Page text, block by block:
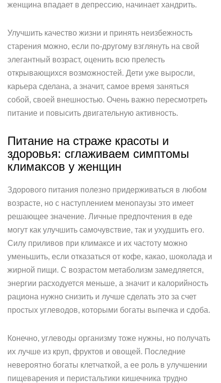
женщина впадает в депрессию, начинает хандрить.
Улучшить качество жизни и принять неизбежность
старения можно, если по-другому взглянуть на свой
элегантный возраст, оценить всю прелесть
открывающихся возможностей. Дети уже выросли,
карьера сделана, а значит, самое время заняться
собой, своей внешностью. Очень важно пересмотреть
питание и повысить двигательную активность.
Питание на страже красоты и
здоровья: сглаживаем симптомы
климаксов у женщин
Здорового питания полезно придерживаться в любом
возрасте, но с наступлением менопаузы это имеет
решающее значение. Личные предпочтения в еде
могут как улучшить самочувствие, так и ухудшить его.
Силу приливов при климаксе и их частоту можно
уменьшить, если отказаться от кофе, какао, шоколада и
жирной пищи. С возрастом метаболизм замедляется,
энергии расходуется меньше, а значит и калорийность
рациона нужно снизить и лучше сделать это за счет
простых углеводов, которыми богаты выпечка и сдоба.
Конечно, углеводы организму тоже нужны, но получать
их лучше из круп, фруктов и овощей. Последние
невероятно богаты клетчаткой, а ее роль в улучшении
пищеварения и перистальтики кишечника трудно